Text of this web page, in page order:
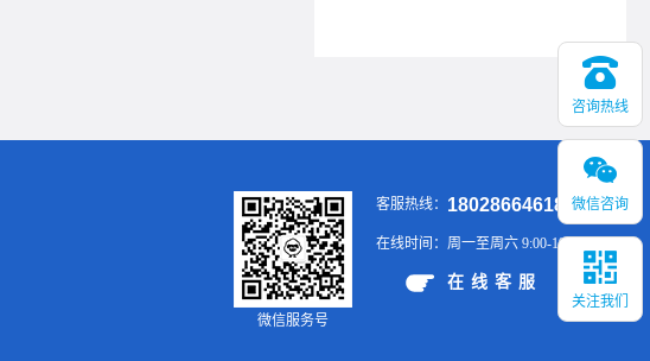
用，企业可以在
大宗交易中实现
稳定的供应和销
争力。
客服热线： 18028664618
在线时间：周一至周六 9:00-19:00
在线客服
微信服务号
咨询热线
微信咨询
关注我们